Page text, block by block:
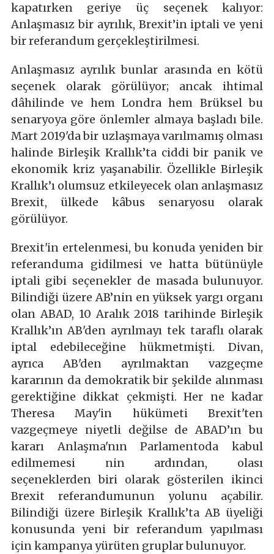
kapatırken geriye üç seçenek kalıyor:
Anlaşmasız bir ayrılık, Brexit’in iptali ve yeni
bir referandum gerçekleştirilmesi.
Anlaşmasız ayrılık bunlar arasında en kötü
seçenek olarak görülüyor; ancak ihtimal
dâhilinde ve hem Londra hem Brüksel bu
senaryoya göre önlemler almaya başladı bile.
Mart 2019'da bir uzlaşmaya varılmamış olması
halinde Birleşik Krallık’ta ciddi bir panik ve
ekonomik kriz yaşanabilir. Özellikle Birleşik
Krallık’ı olumsuz etkileyecek olan anlaşmasız
Brexit, ülkede kâbus senaryosu olarak
görülüyor.
Brexit'in ertelenmesi, bu konuda yeniden bir
referanduma gidilmesi ve hatta bütünüyle
iptali gibi seçenekler de masada bulunuyor.
Bilindiği üzere AB’nin en yüksek yargı organı
olan ABAD, 10 Aralık 2018 tarihinde Birleşik
Krallık’ın AB'den ayrılmayı tek taraflı olarak
iptal edebileceğine hükmetmişti. Divan,
ayrıca AB'den ayrılmaktan vazgeçme
kararının da demokratik bir şekilde alınması
gerektiğine dikkat çekmişti. Her ne kadar
Theresa May'in hükümeti Brexit'ten
vazgeçmeye niyetli değilse de ABAD’ın bu
kararı Anlaşma'nın Parlamentoda kabul
edilmemesi nin ardından, olası
seçeneklerden biri olarak gösterilen ikinci
Brexit referandumunun yolunu açabilir.
Bilindiği üzere Birleşik Krallık’ta AB üyeliği
konusunda yeni bir referandum yapılması
için kampanya yürüten gruplar bulunuyor.